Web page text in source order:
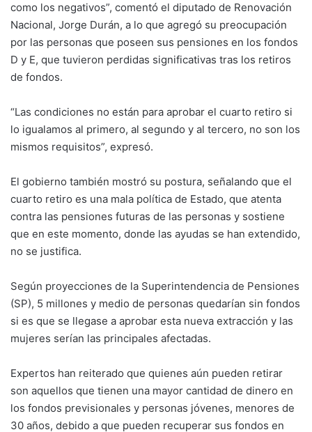
como los negativos”, comentó el diputado de Renovación
Nacional, Jorge Durán, a lo que agregó su preocupación
por las personas que poseen sus pensiones en los fondos
D y E, que tuvieron perdidas significativas tras los retiros
de fondos.
“Las condiciones no están para aprobar el cuarto retiro si
lo igualamos al primero, al segundo y al tercero, no son los
mismos requisitos”, expresó.
El gobierno también mostró su postura, señalando que el
cuarto retiro es una mala política de Estado, que atenta
contra las pensiones futuras de las personas y sostiene
que en este momento, donde las ayudas se han extendido,
no se justifica.
Según proyecciones de la Superintendencia de Pensiones
(SP), 5 millones y medio de personas quedarían sin fondos
si es que se llegase a aprobar esta nueva extracción y las
mujeres serían las principales afectadas.
Expertos han reiterado que quienes aún pueden retirar
son aquellos que tienen una mayor cantidad de dinero en
los fondos previsionales y personas jóvenes, menores de
30 años, debido a que pueden recuperar sus fondos en